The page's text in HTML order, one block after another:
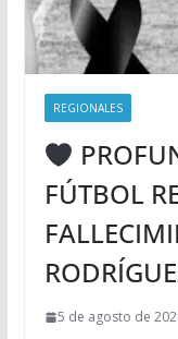
REGIONALES
FÚTBOL
5 de agosto de